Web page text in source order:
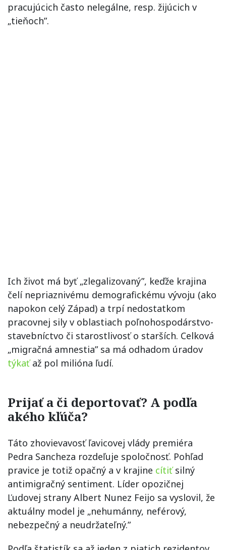
pracujúcich často nelegálne, resp. žijúcich v
„tieňoch”.
Ich život má byť „zlegalizovaný”, keďže krajina
čelí nepriaznivému demografickému vývoju (ako
napokon celý Západ) a trpí nedostatkom
pracovnej sily v oblastiach poľnohospodárstvo-
stavebníctvo či starostlivosť o starších. Celková
„migračná amnestia” sa má odhadom úradov
týkaťaž pol milióna ľudí.
Prijať a či deportovať? A podľa
akého kľúča?
Táto zhovievavosť ľavicovej vlády premiéra
Pedra Sancheza rozdeľuje spoločnosť. Pohľad
pravice je totiž opačný a v krajine cítiťsilný
antimigračný sentiment. Líder opozičnej
Ľudovej strany Albert Nunez Feijo sa vyslovil, že
aktuálny model je „nehumánny, neférový,
nebezpečný a neudržateľný.”